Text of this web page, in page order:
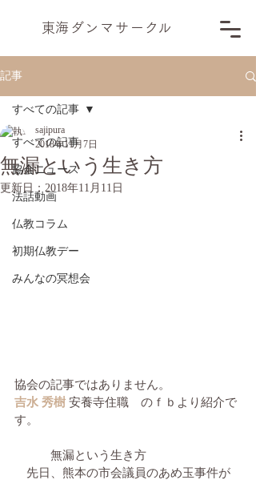
​東海ダンマサー ク ル
記事
すべての記事
協会ニュース
法話動画
仏教コラム
初期仏教デー
みんなの冥想会
すべての記事
無漏という生き方
sajipura
2018年11月7日
更新日： 2018年11月11日
協会の記事ではありません。
吉水 秀樹 安養寺住職　のｆｂより紹介で
す。
無漏という生き方
先日、熊本の市会議員のあめ玉事件が